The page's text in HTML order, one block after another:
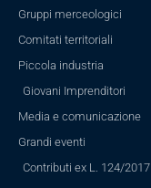
Gruppi merceologici
Comitati territoriali
Piccola industria
Giovani Imprenditori
Media e comunicazione
Grandi eventi
Contributi ex L. 124/2017